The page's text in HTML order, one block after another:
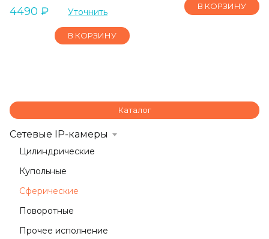
4490 ₽ Уточнить
В КОРЗИНУ
В КОРЗИНУ
Каталог
Сетевые IP-камеры
Цилиндрические
Купольные
Сферические
Поворотные
Прочее исполнение